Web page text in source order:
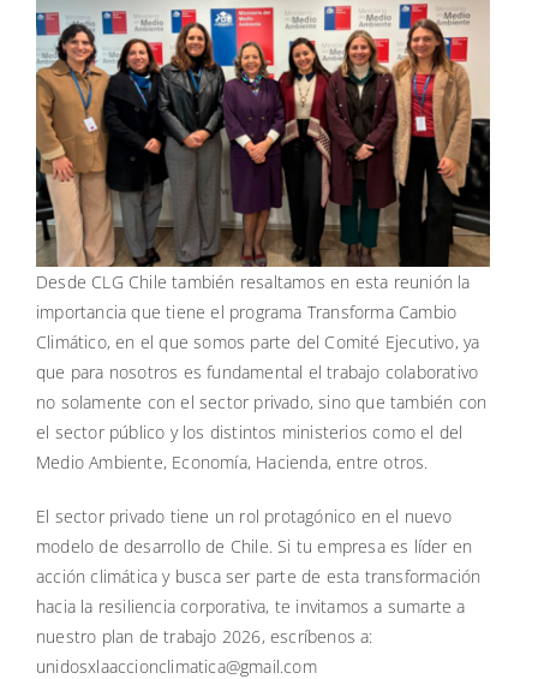
Desde CLG Chile también resaltamos en esta reunión la
importancia que tiene el programa Transforma Cambio
Climático, en el que somos parte del Comité Ejecutivo, ya
que para nosotros es fundamental el trabajo colaborativo
no solamente con el sector privado, sino que también con
el sector público y los distintos ministerios como el del
Medio Ambiente, Economía, Hacienda, entre otros.
El sector privado tiene un rol protagónico en el nuevo
modelo de desarrollo de Chile. Si tu empresa es líder en
acción climática y busca ser parte de esta transformación
hacia la resiliencia corporativa, te invitamos a sumarte a
nuestro plan de trabajo 2026, escríbenos a:
unidosxlaaccionclimatica@gmail.com